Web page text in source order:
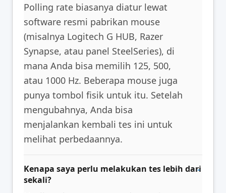
Polling rate biasanya diatur lewat
software resmi pabrikan mouse
(misalnya Logitech G HUB, Razer
Synapse, atau panel SteelSeries), di
mana Anda bisa memilih 125, 500,
atau 1000 Hz. Beberapa mouse juga
punya tombol fisik untuk itu. Setelah
mengubahnya, Anda bisa
menjalankan kembali tes ini untuk
melihat perbedaannya.
Kenapa saya perlu melakukan tes lebih dari
sekali?